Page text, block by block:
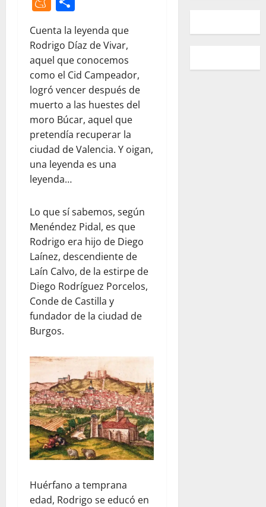
Cuenta la leyenda que
Rodrigo Díaz de Vivar,
aquel que conocemos
como el Cid Campeador,
logró vencer después de
muerto a las huestes del
moro Búcar, aquel que
pretendía recuperar la
ciudad de Valencia. Y oigan,
una leyenda es una
leyenda…
Lo que sí sabemos, según
Menéndez Pidal, es que
Rodrigo era hijo de Diego
Laínez, descendiente de
Laín Calvo, de la estirpe de
Diego Rodríguez Porcelos,
Conde de Castilla y
fundador de la ciudad de
Burgos.
Huérfano a temprana
edad, Rodrigo se educó en